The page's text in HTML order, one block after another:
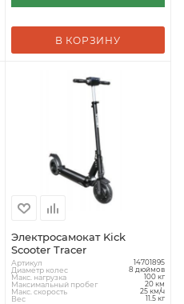
В КОРЗИНУ
Электросамокат Kick
Scooter Tracer
Артикул 14701895
Диаметр колес 8 дюймов
Макс. нагрузка 100 кг
Максимальный пробег 20 км
Макс. скорость 25 км/ч
Вес 11.5 кг